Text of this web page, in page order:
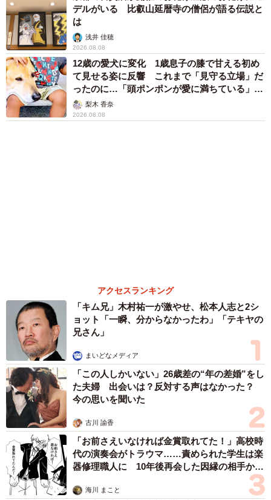
スリーブ姿「育ちの良さが表情に表れてる」
「天使の笑顔」
まいどなメディア
「ウソだろ」体重130kgの女性芸人オダウエダ
植田 大学時代のほっそり姿に「マジで」
まいどなメディア
「ここだけの話」 客対応の悩みを担当黒服に
相談したら…他キャストに筒抜け！ 「人の悩
みを簡単に漏洩するとか、サイテー」【現役キ
ャストに取材】
たかなし 亜妖
2026.08.09
疲れた日はサボってOK！みんなが真っ先に手
を抜く家事ランキング 2位は「掃除」1位は？
まいどなニュース情報部
2026.08.09
滋賀が生んだ大スター、ダイアン津田 名字ラ
ンキング上位「津田」姓のルーツは 「豊臣兄
弟！」で話題の武将にも意外な関係が…？
森岡 浩
2026.08.09